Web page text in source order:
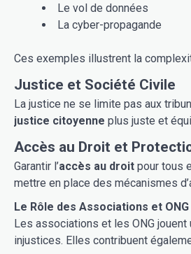
Le vol de données
La cyber-propagande
Ces exemples illustrent la
Justice et Société Civile
La justice ne se limite pas aux
justice citoyenne plus juste et
Accès au Droit et
Garantir l’accès au droit pour tous
mettre en place des mécanismes
Le Rôle des Associations et ONG
Les associations et les ONG
injustices. Elles contribuent